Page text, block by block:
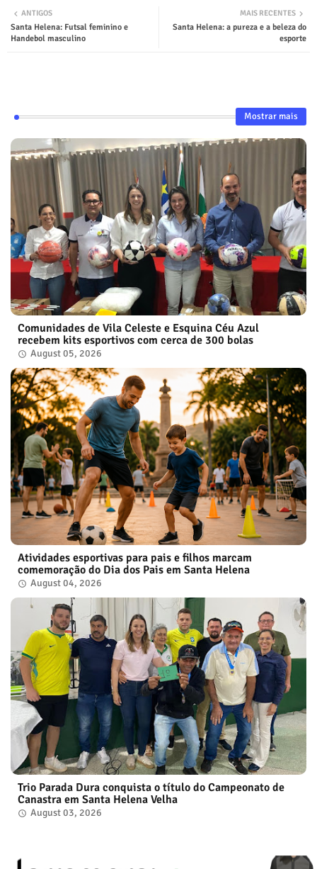
MAIS RECENTES
Santa Helena: a pureza e a beleza do
esporte
ANTIGOS
Santa Helena: Futsal feminino e
Handebol masculino
Mostrar mais
Comunidades de Vila Celeste e Esquina Céu Azul
recebem kits esportivos com cerca de 300 bolas
August 05, 2026
Atividades esportivas para pais e filhos marcam
comemoração do Dia dos Pais em Santa Helena
August 04, 2026
Trio Parada Dura conquista o título do Campeonato de
Canastra em Santa Helena Velha
August 03, 2026